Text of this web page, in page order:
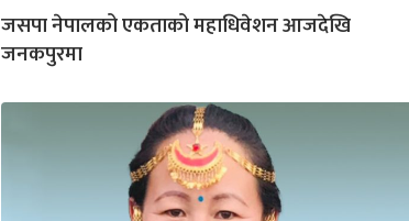
जसपा नेपालको एकताको महाधिवेशन आजदेखि
जनकपुरमा